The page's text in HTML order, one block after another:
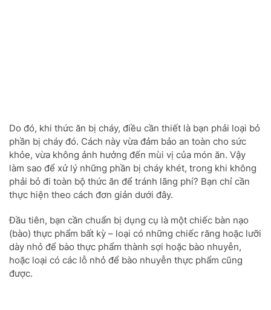
Do đó, khi thức ăn bị cháy, điều cần thiết là bạn phải loại bỏ
phần bị cháy đó. Cách này vừa đảm bảo an toàn cho sức
khỏe, vừa không ảnh hưởng đến mùi vị của món ăn. Vậy
làm sao để xử lý những phần bị cháy khét, trong khi không
phải bỏ đi toàn bộ thức ăn để tránh lãng phí? Bạn chỉ cần
thực hiện theo cách đơn giản dưới đây.
Đầu tiên, bạn cần chuẩn bị dụng cụ là một chiếc bàn nạo
(bào) thực phẩm bất kỳ – loại có những chiếc răng hoặc lưỡi
dày nhỏ để bào thực phẩm thành sợi hoặc bào nhuyễn,
hoặc loại có các lỗ nhỏ để bào nhuyễn thực phẩm cũng
được.